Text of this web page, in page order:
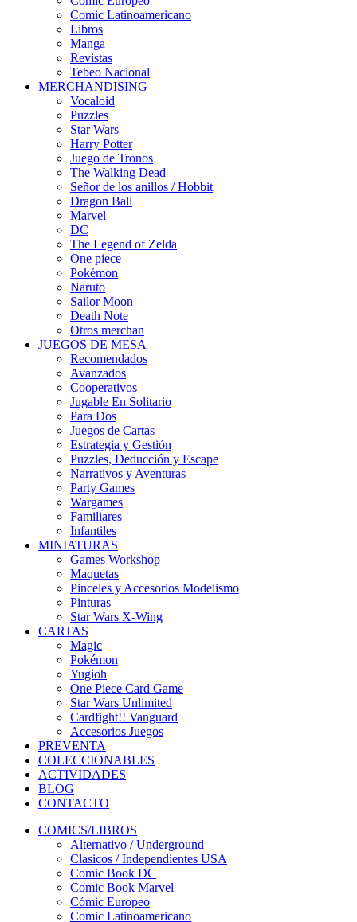
Comic Latinoamericano
Libros
Manga
Revistas
Tebeo Nacional
MERCHANDISING
Vocaloid
Puzzles
Star Wars
Harry Potter
Juego de Tronos
The Walking Dead
Señor de los anillos / Hobbit
Dragon Ball
Marvel
DC
The Legend of Zelda
One piece
Pokémon
Naruto
Sailor Moon
Death Note
Otros merchan
JUEGOS DE MESA
Recomendados
Avanzados
Cooperativos
Jugable En Solitario
Para Dos
Juegos de Cartas
Estrategia y Gestión
Puzzles, Deducción y Escape
Narrativos y Aventuras
Party Games
Wargames
Familiares
Infantiles
MINIATURAS
Games Workshop
Maquetas
Pinceles y Accesorios Modelismo
Pinturas
Star Wars X-Wing
CARTAS
Magic
Pokémon
Yugioh
One Piece Card Game
Star Wars Unlimited
Cardfight!! Vanguard
Accesorios Juegos
PREVENTA
COLECCIONABLES
ACTIVIDADES
BLOG
CONTACTO
COMICS/LIBROS
Alternativo / Underground
Clasicos / Independientes USA
Comic Book DC
Comic Book Marvel
Cómic Europeo
Comic Latinoamericano